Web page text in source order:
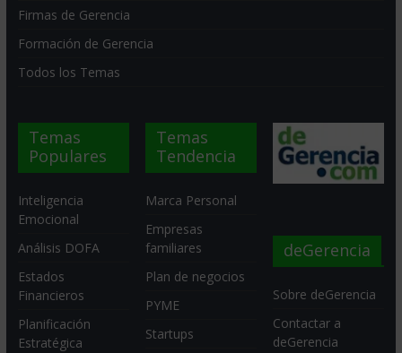
Firmas de Gerencia
Formación de Gerencia
Todos los Temas
Temas
Populares
Inteligencia
Emocional
Análisis DOFA
Estados
Financieros
Planificación
Estratégica
Temas
Tendencia
Marca Personal
Empresas
familiares
Plan de negocios
PYME
Startups
deGerencia
Sobre deGerencia
Contactar a
deGerencia